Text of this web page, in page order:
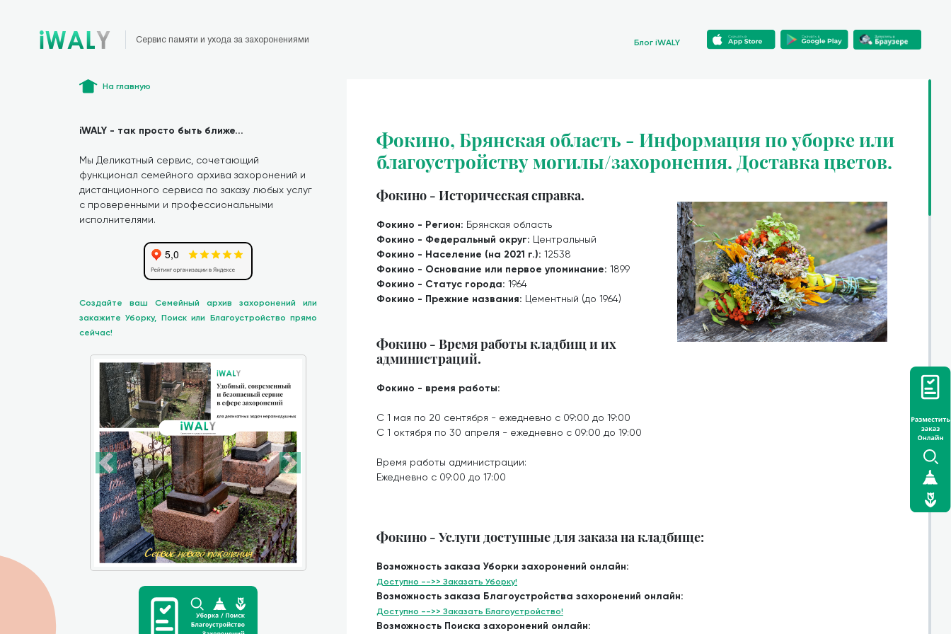
Сервис памяти и ухода за захоронениями Блог iWALY
На главную
iWALY - так просто быть ближе...
Мы Деликатный сервис, сочетающий
функционал семейного архива захоронений и
дистанционного сервиса по заказу любых услуг
с проверенными и профессиональными
исполнителями.
Создайте ваш Семейный архив захоронений или
закажите Уборку, Поиск или Благоустройство прямо
сейчас!
Фокино, Брянская область - Информация по уборке или
благоустройству могилы/захоронения. Доставка цветов.
Фокино - Историческая справка.
Фокино - Регион: Брянская область
Фокино - Федеральный округ: Центральный
Фокино - Население (на 2021 г.): 12538
Фокино - Основание или первое упоминание: 1899
Фокино - Статус города: 1964
Фокино - Прежние названия: Цементный (до 1964)
Фокино - Время работы кладбищ и их
администраций.
Фокино - время работы:
С 1 мая по 20 сентября - ежедневно с 09:00 до 19:00
С 1 октября по 30 апреля - ежедневно с 09:00 до 19:00
Время работы администрации:
Ежедневно с 09:00 до 17:00
Фокино - Услуги доступные для заказа на кладбище:
Возможность заказа Уборки захоронений онлайн:
Доступно -->> Заказать Уборку!
Возможность заказа Благоустройства захоронений онлайн:
Доступно -->> Заказать Благоустройство!
Возможность Поиска захоронений онлайн: